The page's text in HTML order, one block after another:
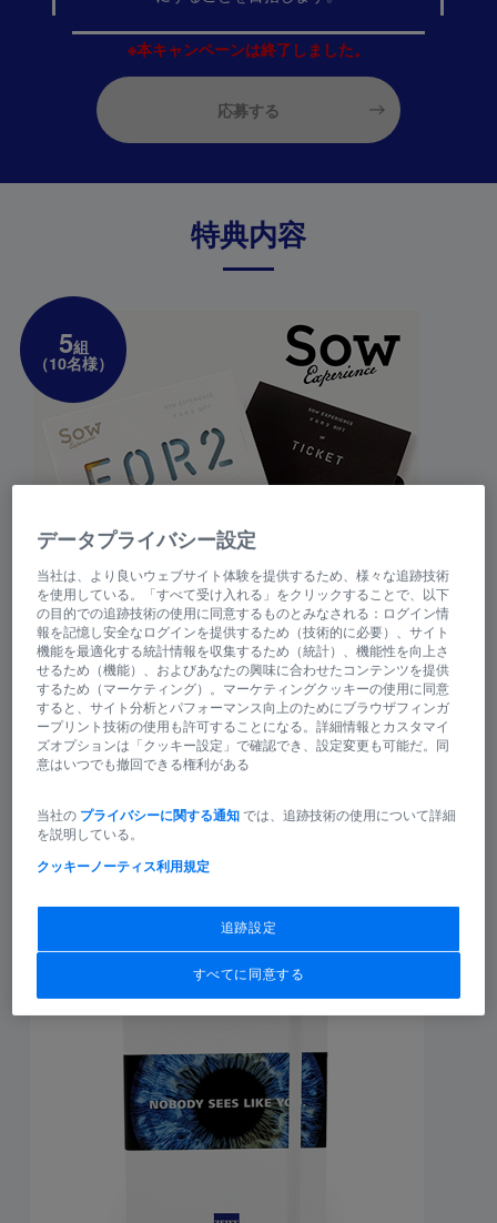
※本キャンペーンは終了しました。
応募する
特典内容
5組
（10名様）
二人で楽しめる体験ギフト
大自然の中でのアクティビティや、ワークショップ、普
るのは記憶に残るかけがえのない時間です。さまざまな
ジャンルの体験の中からお選びいただけます。
名様
データプライバシー設定
当社は、より良いウェブサイト体験を提供するため、様々な追跡技術
を使用している。「すべて受け入れる」をクリックすることで、以下
の目的での追跡技術の使用に同意するものとみなされる：ログイン情
報を記憶し安全なログインを提供するため（技術的に必要）、サイト
機能を最適化する統計情報を収集するため（統計）、機能性を向上さ
せるため（機能）、およびあなたの興味に合わせたコンテンツを提供
するため（マーケティング）。マーケティングクッキーの使用に同意
すると、サイト分析とパフォーマンス向上のためにブラウザフィンガ
ープリント技術の使用も許可することになる。詳細情報とカスタマイ
ズオプションは「クッキー設定」で確認でき、設定変更も可能だ。同
意はいつでも撤回できる権利がある
当社の プライバシーに関する通知 では、追跡技術の使用について詳細
を説明している。
クッキーノーティス利用規定
追跡設定
すべてに同意する